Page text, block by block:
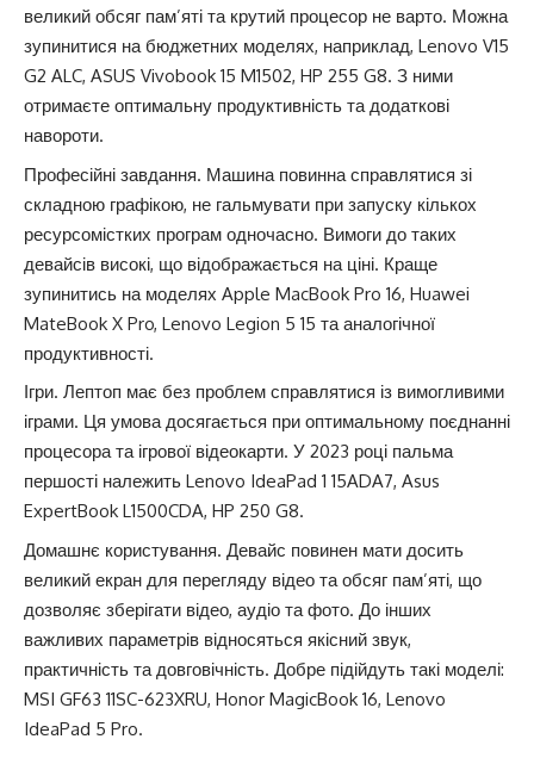
великий обсяг пам’яті та крутий процесор не варто. Можна
зупинитися на бюджетних моделях, наприклад, Lenovo V15
G2 ALC, ASUS Vivobook 15 M1502, HP 255 G8. З ними
отримаєте оптимальну продуктивність та додаткові
навороти.
Професійні завдання. Машина повинна справлятися зі
складною графікою, не гальмувати при запуску кількох
ресурсомістких програм одночасно. Вимоги до таких
девайсів високі, що відображається на ціні. Краще
зупинитись на моделях Apple MacBook Pro 16, Huawei
MateBook X Pro, Lenovo Legion 5 15 та аналогічної
продуктивності.
Ігри. Лептоп має без проблем справлятися із вимогливими
іграми. Ця умова досягається при оптимальному поєднанні
процесора та ігрової відеокарти. У 2023 році пальма
першості належить Lenovo IdeaPad 1 15ADA7, Asus
ExpertBook L1500CDA, HP 250 G8.
Домашнє користування. Девайс повинен мати досить
великий екран для перегляду відео та обсяг пам’яті, що
дозволяє зберігати відео, аудіо та фото. До інших
важливих параметрів відносяться якісний звук,
практичність та довговічність. Добре підійдуть такі моделі:
MSI GF63 11SC-623XRU, Honor MagicBook 16, Lenovo
IdeaPad 5 Pro.